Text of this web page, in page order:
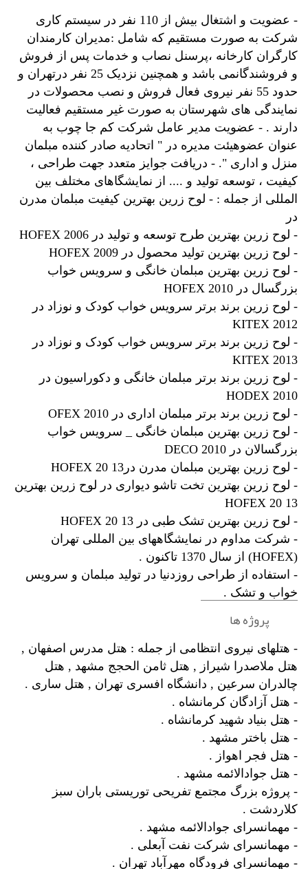
- عضویت و اشتغال بیش از 110 نفر در سیستم کاری
شرکت به صورت مستقیم که شامل :مدیران کارمندان
کارگران کارخانه ،پرسنل نصاب و خدمات پس از فروش
و فروشندگانمی باشد و همچنین نزدیک 25 نفر درتهران و
حدود 55 نفر نیروی فعال فروش و نصب محصولات در
نمایندگی های شهرستان به صورت غیر مستقیم فعالیت
دارند . - عضویت مدیر عامل شرکت کم جا چوب به
عنوان عضوهیئت مدیره در " اتحادیه صادر کننده مبلمان
منزل و اداری ". - دریافت جوایز متعدد جهت طراحی ،
کیفیت ، توسعه تولید و .... از نمایشگاهای مختلف بین
المللی از جمله : - لوح زرین بهترین کیفیت مبلمان مدرن
در
- لوح زرین بهترین طرح توسعه و تولید در HOFEX 2006
- لوح زرین بهترین تولید محصول در HOFEX 2009
- لوح زرین بهترین مبلمان خانگی و سرویس خواب
بزرگسال در HOFEX 2010
- لوح زرین برند برتر سرویس خواب کودک و نوزاد در
KITEX 2012
- لوح زرین برند برتر سرویس خواب کودک و نوزاد در
KITEX 2013
- لوح زرین برند برتر مبلمان خانگی و دکوراسیون در
HODEX 2010
- لوح زرین برند برتر مبلمان اداری در OFEX 2010
- لوح زرین بهترین مبلمان خانگی _ سرویس خواب
بزرگسالان در DECO 2010
- لوح زرین بهترین مبلمان مدرن در13 HOFEX 20
- لوح زرین بهترین تخت تاشو دیواری در لوح زرین بهترین
13 HOFEX 20
- لوح زرین بهترین تشک طبی در 13 HOFEX 20
- شرکت مداوم در نمایشگاههای بین المللی تهران
(HOFEX) از سال 1370 تاکنون .
- استفاده از طراحی روزدنیا در تولید مبلمان و سرویس
خواب و تشک .
پروژه ها
- هتلهای نیروی انتظامی از جمله : هتل مدرس اصفهان ,
هتل ملاصدرا شیراز , هتل ثامن الحجج مشهد , هتل
چالدران سرعین , دانشگاه افسری تهران , هتل ساری .
- هتل آزادگان کرمانشاه .
- هتل بنیاد شهید کرمانشاه .
- هتل باختر مشهد .
- هتل فجر اهواز .
- هتل جوادالائمه مشهد .
- پروژه بزرگ مجتمع تفریحی توریستی باران سبز
کلاردشت .
- مهمانسرای جوادالائمه مشهد .
- مهمانسرای شرکت نفت آبعلی .
- مهمانسرای فرودگاه مهرآباد تهران .